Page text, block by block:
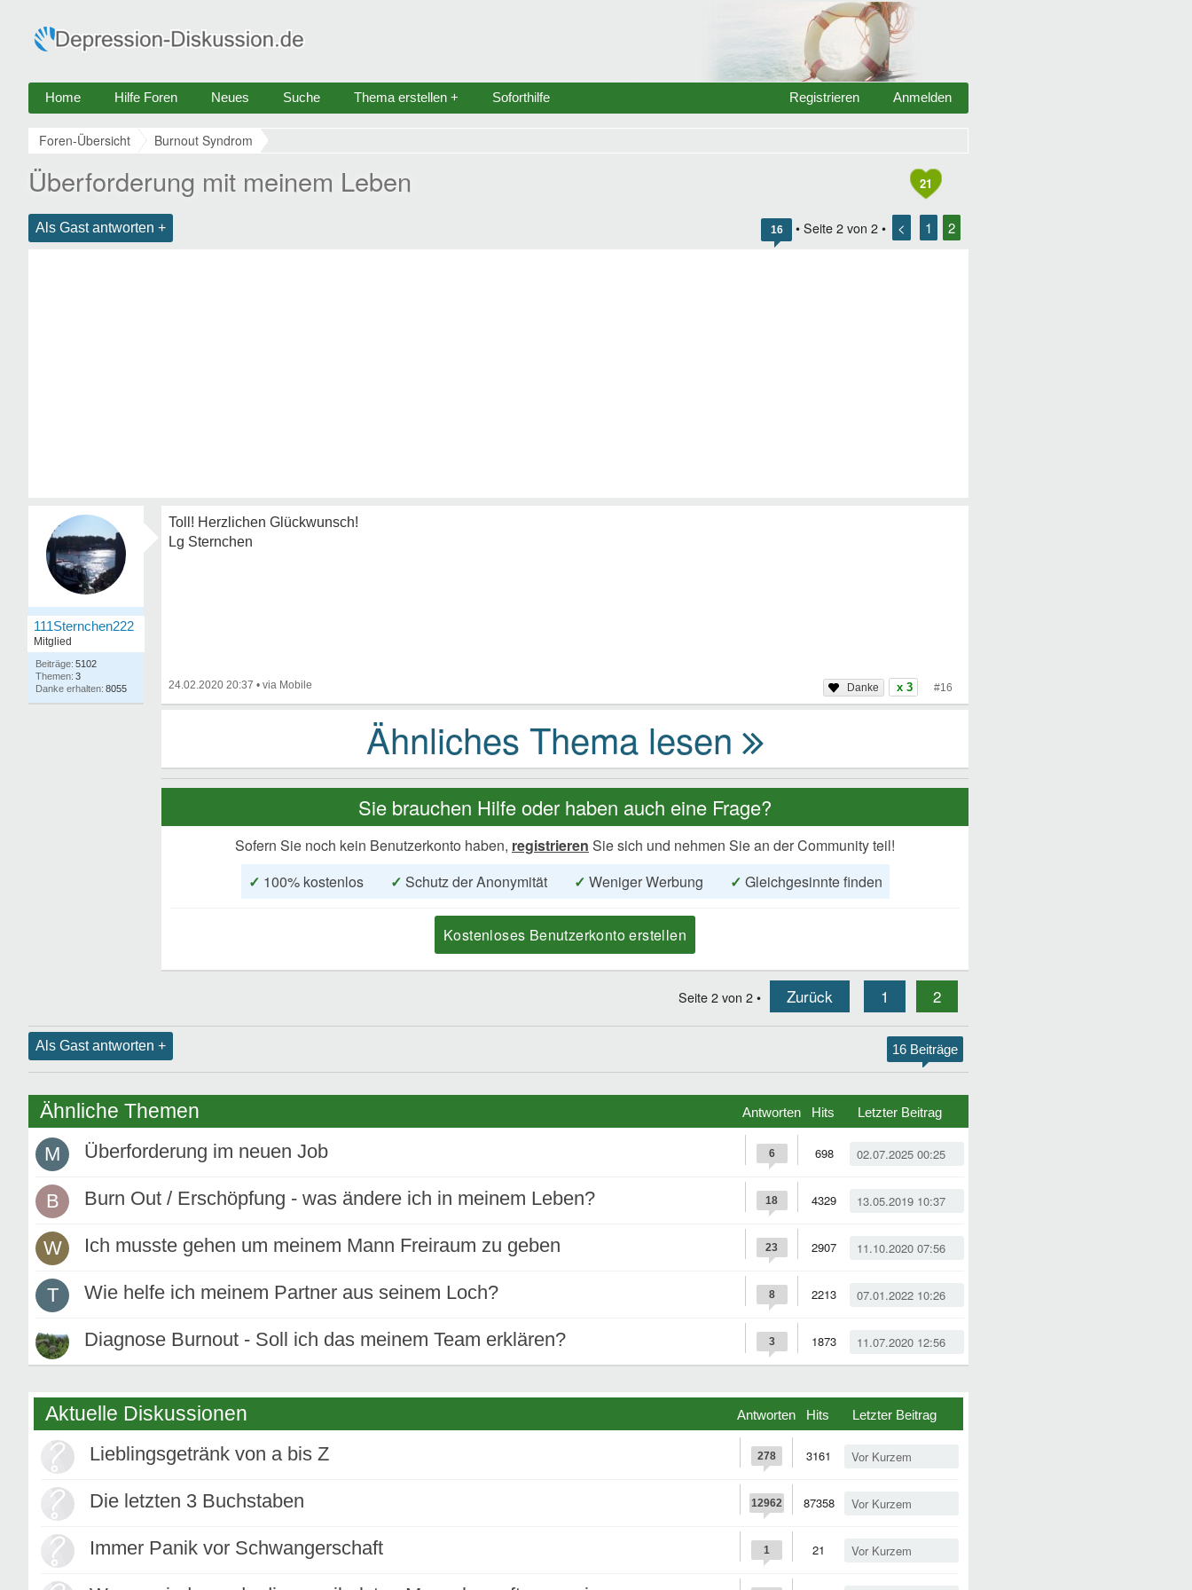
Home Hilfe Foren Neues Suche Thema erstellen + Soforthilfe Anmelden
Registrieren
Foren-Übersicht Burnout Syndrom
21
Überforderung mit meinem Leben
Als Gast antworten + 16 • Seite 2 von 2 • < 1 2
111Sternchen222
Mitglied
5102
3
8055
Toll! Herzlichen Glückwunsch!
Lg Sternchen
24.02.2020 20:37 • x 3 #16
Sie brauchen Hilfe oder haben auch eine Frage?
Sofern Sie noch kein Benutzerkonto haben, registrieren Sie sich und nehmen Sie an der Community teil!
✓ 100% kostenlos ✓ Schutz der Anonymität ✓ Weniger Werbung ✓ Gleichgesinnte finden
Kostenloses Benutzerkonto erstellen
Seite 2 von 2 • Zurück 1 2
Als Gast antworten + 16 Beiträge
Ähnliche Themen Hits
Antworten Letzter Beitrag
M Überforderung im neuen Job 02.07.2025 00:25
698
6
B Burn Out / Erschöpfung - was ändere ich in meinem Leben? 13.05.2019 10:37
4329
18
W Ich musste gehen um meinem Mann Freiraum zu geben 11.10.2020 07:56
2907
23
T Wie helfe ich meinem Partner aus seinem Loch? 07.01.2022 10:26
2213
8
Diagnose Burnout - Soll ich das meinem Team erklären? 11.07.2020 12:56
1873
3
Aktuelle Diskussionen Hits
Antworten Letzter Beitrag
Lieblingsgetränk von a bis Z Vor Kurzem
3161
278
Die letzten 3 Buchstaben Vor Kurzem
87358
12962
Immer Panik vor Schwangerschaft Vor Kurzem
21
1